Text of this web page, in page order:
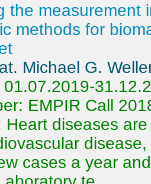
the measurement
methods for
Michael G.
01.07.2019-
EMPIR Call
Heart diseases
cases a year